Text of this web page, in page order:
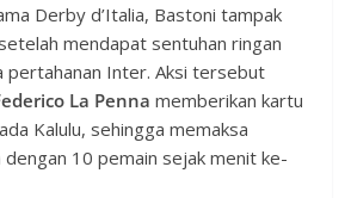
Derby d’Italia, Bastoni tampak
mendapat sentuhan ringan
pertahanan Inter. Aksi tersebut
La Penna memberikan kartu
Kalulu, sehingga memaksa
dengan 10 pemain sejak menit ke-